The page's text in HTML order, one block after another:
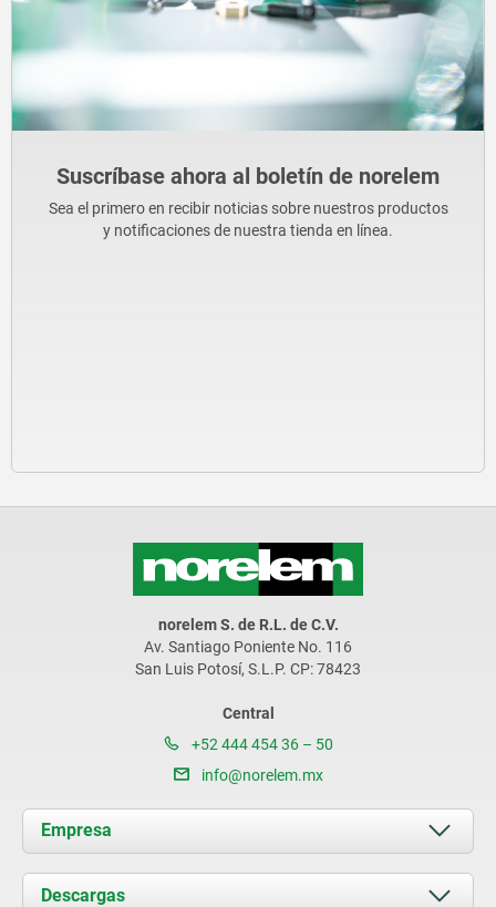
Suscríbase ahora al boletín de norelem
Sea el primero en recibir noticias sobre nuestros productos
y notificaciones de nuestra tienda en línea.
norelem S. de R.L. de C.V.
Av. Santiago Poniente No. 116
San Luis Potosí, S.L.P. CP: 78423
Central
+52 444 454 36 – 50
info@norelem.mx
Empresa
Acerca de nosotros
Descargas